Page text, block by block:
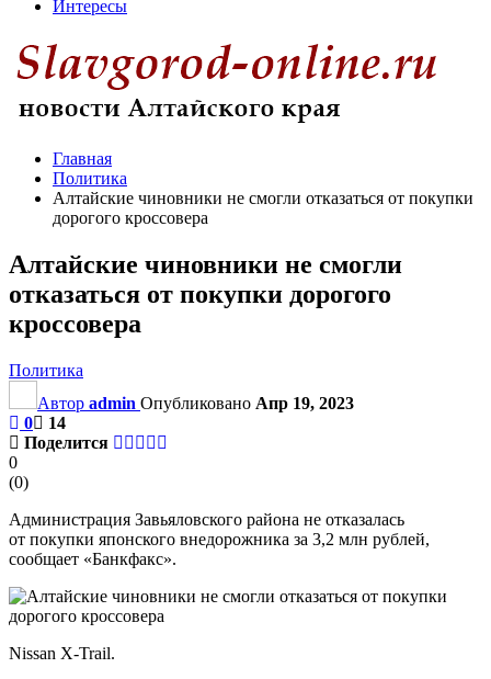
Интересы
Главная
Политика
Алтайские чиновники не смогли отказаться от покупки
дорогого кроссовера
Алтайские чиновники не смогли
отказаться от покупки дорогого
кроссовера
Политика
Автор admin Опубликовано Апр 19, 2023
0
14
Поделится
0
(0)
Администрация Завьяловского района не отказалась
от покупки японского внедорожника за 3,2 млн рублей,
сообщает «Банкфакс».
Nissan X-Trail.